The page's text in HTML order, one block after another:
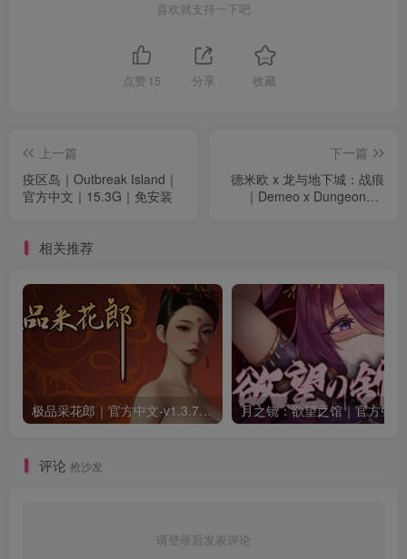
喜欢就支持一下吧
点赞 15 分享 收藏
上一篇
疫区岛｜Outbreak Island｜
官方中文｜15.3G｜免安装
下一篇
德米欧 x 龙与地下城：战痕
｜Demeo x Dungeons &
相关推荐
极品采花郎｜官方中文-v1.3.7+满金币初始存档+通关存档｜7.11G｜免安装
评论 抢沙发
请登录后发表评论